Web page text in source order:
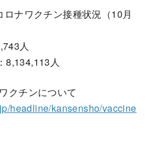
ナワクチン接種状況（10月
人
8,134,113人
クチンについて
headline/kansensho/vaccine